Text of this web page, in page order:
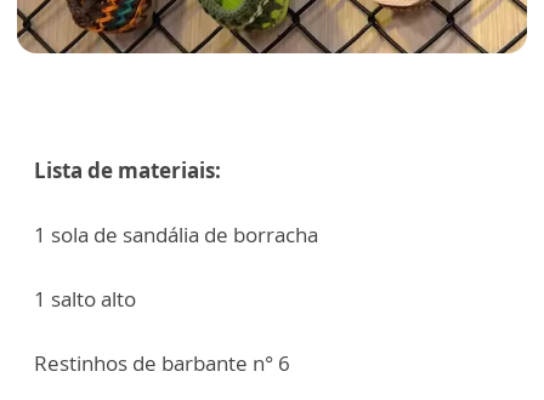
Lista de materiais:
1 sola de sandália de borracha
1 salto alto
Restinhos de barbante n° 6